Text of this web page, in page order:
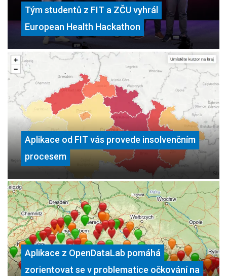
Tým studentů z FIT a ZČU vyhrál
European Health Hackathon
Aplikace od FIT vás provede insolvenčním
procesem
Aplikace z OpenDataLab pomáhá
zorientovat se v problematice očkování na